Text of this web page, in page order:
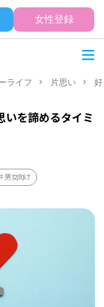
女性登録
ライフ 片思い
いを諦めるタイミ
男女向け